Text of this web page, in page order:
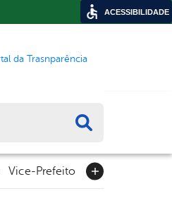
da Trasnparência
Vice-Prefeito
ACESSIBILIDADE